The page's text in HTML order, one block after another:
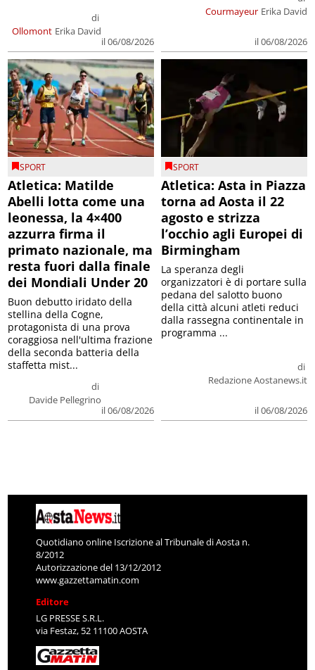
Ollomont
di
Erika David
il 06/08/2026
Courmayeur Erika David
il 06/08/2026
SPORT
Atletica: Matilde
Abelli lotta come una
leonessa, la 4×400
azzurra firma il
primato nazionale, ma
resta fuori dalla finale
dei Mondiali Under 20
di
Davide Pellegrino
il 06/08/2026
Buon debutto iridato della
stellina della Cogne,
protagonista di una prova
coraggiosa nell'ultima frazione
della seconda batteria della
staffetta mist...
SPORT
Atletica: Asta in Piazza
torna ad Aosta il 22
agosto e strizza
l’occhio agli Europei di
Birmingham
di
Redazione Aostanews.it
il 06/08/2026
La speranza degli
organizzatori è di portare sulla
pedana del salotto buono
della città alcuni atleti reduci
dalla rassegna continentale in
programma ...
Quotidiano online Iscrizione al Tribunale di Aosta n.
8/2012
Autorizzazione del 13/12/2012
www.gazzettamatin.com
Editore
LG PRESSE S.R.L.
via Festaz, 52 11100 AOSTA